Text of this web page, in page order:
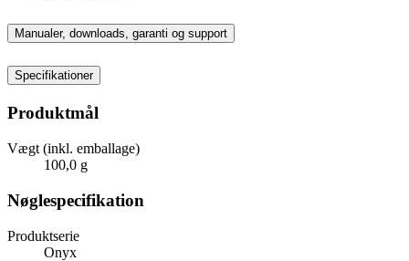
Manualer, downloads, garanti og support
Specifikationer
Produktmål
Vægt (inkl. emballage)
100,0 g
Nøglespecifikation
Produktserie
Onyx